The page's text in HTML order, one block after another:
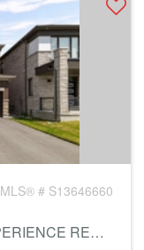
MLS® # S13646660
经纪公司: KELLER WILLIAMS EXPERIENCE REALTY